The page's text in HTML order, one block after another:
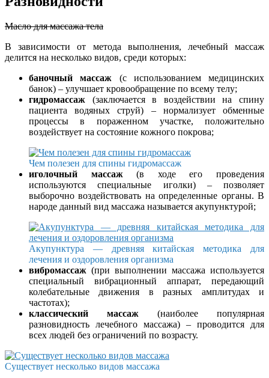
Масло для массажа тела
В зависимости от метода выполнения, лечебный массаж
делится на несколько видов, среди которых:
баночный массаж (с использованием медицинских
банок) – улучшает кровообращение по всему телу;
гидромассаж (заключается в воздействии на спину
пациента водяных струй) – нормализует обменные
процессы в пораженном участке, положительно
воздействует на состояние кожного покрова;
Чем полезен для спины гидромассаж
иголочный массаж(в ходе его проведения
используются специальные иголки) – позволяет
выборочно воздействовать на определенные органы. В
народе данный вид массажа называется акупунктурой;
Акупунктура — древняя китайская методика для
лечения и оздоровления организма
вибромассаж (при выполнении массажа используется
специальный вибрационный аппарат, передающий
колебательные движения в разных амплитудах и
частотах);
классический массаж (наиболее популярная
разновидность лечебного массажа) – проводится для
всех людей без ограничений по возрасту.
Существует несколько видов массажа